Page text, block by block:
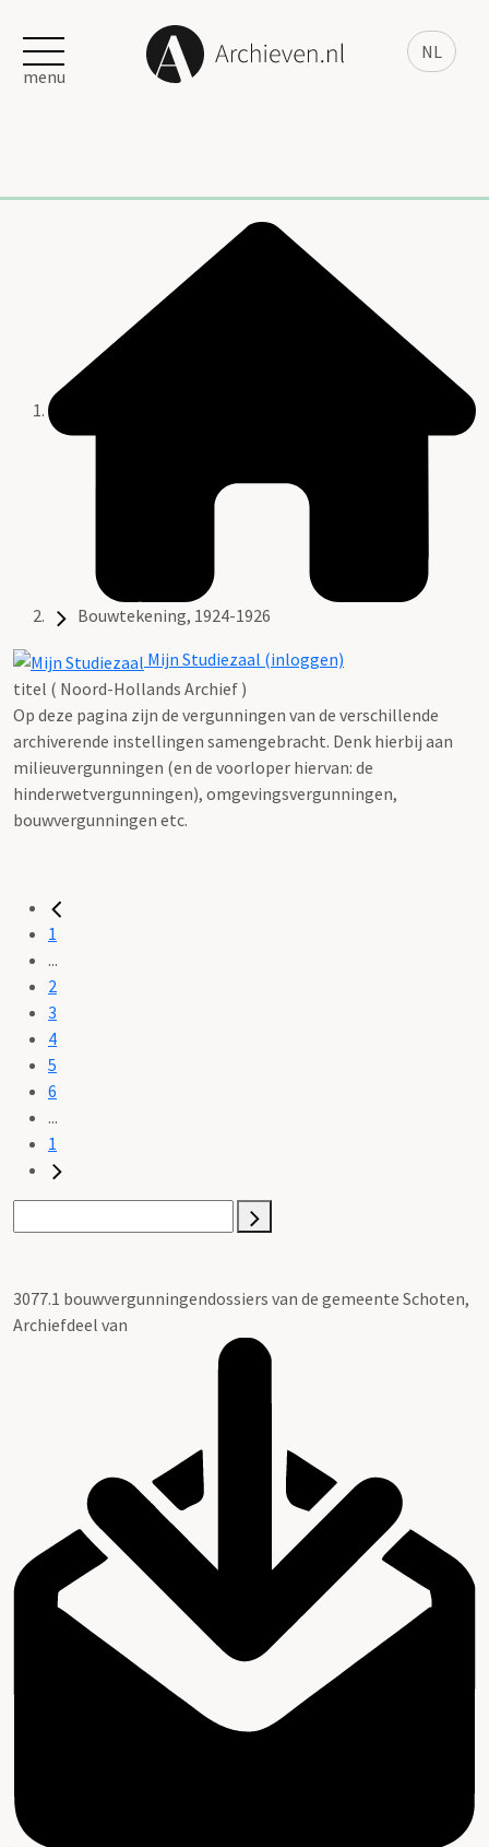
NL
menu
Bouwtekening, 1924-1926
Mijn Studiezaal (inloggen)
titel ( Noord-Hollands Archief )
Op deze pagina zijn de vergunningen van de verschillende
archiverende instellingen samengebracht. Denk hierbij aan
milieuvergunningen (en de voorloper hiervan: de
hinderwetvergunningen), omgevingsvergunningen,
bouwvergunningen etc.
1
...
2
3
4
5
6
...
1
3077.1 bouwvergunningendossiers van de gemeente Schoten,
Archiefdeel van